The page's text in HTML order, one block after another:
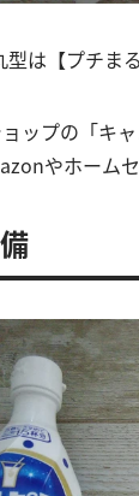
型は【プチま
ップの「キ
やホーム